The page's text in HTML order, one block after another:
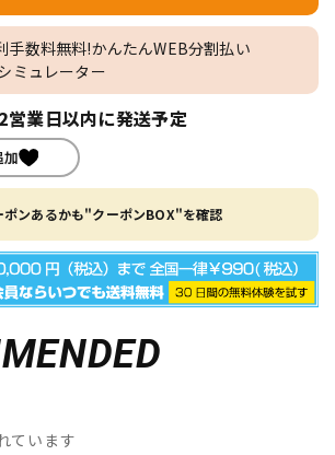
手数料無料!かんたんWEB分割払い
ミュレーター
業日以内に発送予定
加
ポンあるかも"クーポンBOX"を確認
ています